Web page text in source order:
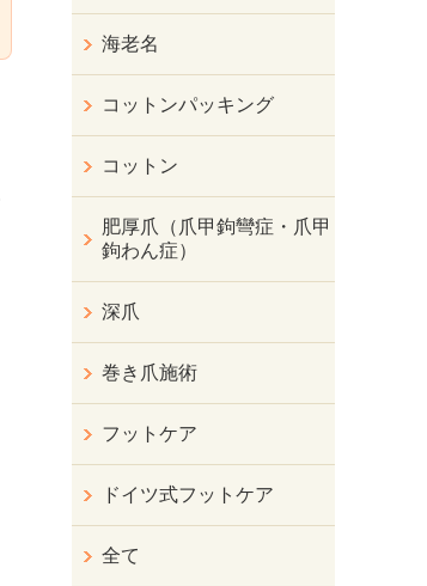
海老名
コットンパッキング
コットン
肥厚爪（爪甲鉤彎症・爪甲
鉤わん症）
深爪
巻き爪施術
フットケア
ドイツ式フットケア
全て